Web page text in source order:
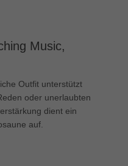
Music,
Outfit unterstützt
oder unerlaubten
dient ein
auf.
verwendet, um personalisierte
der Zugriff auf diese Inhalte